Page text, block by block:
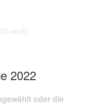
web
2022
oder die